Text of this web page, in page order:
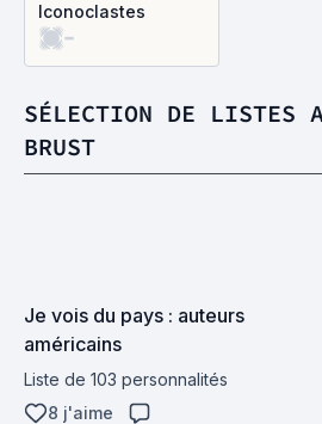
Iconoclastes
-
SÉLECTION DE LISTES
BRUST
Je vois du pays : auteurs
américains
Liste de 103 personnalités
8 j'aime